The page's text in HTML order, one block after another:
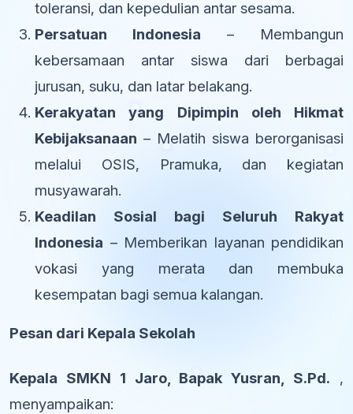
toleransi, dan kepedulian antar sesama.
Persatuan Indonesia – Membangun
kebersamaan antar siswa dari berbagai
jurusan, suku, dan latar belakang.
Kerakyatan yang Dipimpin oleh Hikmat
Kebijaksanaan – Melatih siswa berorganisasi
melalui OSIS, Pramuka, dan kegiatan
musyawarah.
Keadilan Sosial bagi Seluruh Rakyat
Indonesia – Memberikan layanan pendidikan
vokasi yang merata dan membuka
kesempatan bagi semua kalangan.
Pesan dari Kepala Sekolah
Kepala SMKN 1 Jaro, Bapak Yusran, S.Pd. ,
menyampaikan: